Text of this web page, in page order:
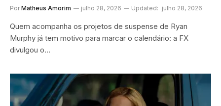
Por Matheus Amorim julho 28, 2026 Updated: julho 28, 2026
Quem acompanha os projetos de suspense de Ryan
Murphy já tem motivo para marcar o calendário: a FX
divulgou o…